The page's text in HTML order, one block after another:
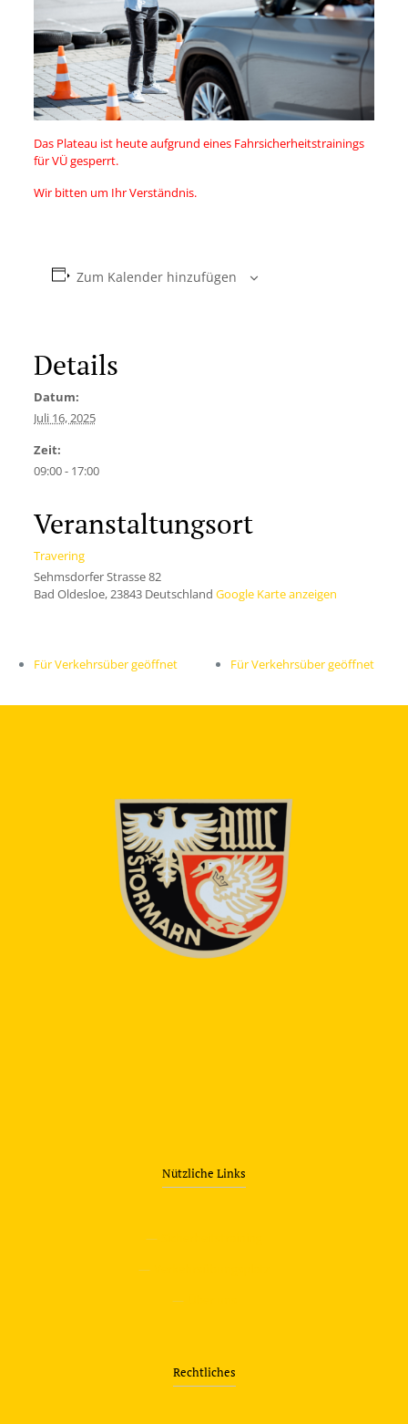
Das Plateau ist heute aufgrund eines Fahrsicherheitstrainings
für VÜ gesperrt.
Wir bitten um Ihr Verständnis.
Zum Kalender hinzufügen
Details
Datum:
Juli 16, 2025
Zeit:
09:00 - 17:00
Veranstaltungsort
Travering
Sehmsdorfer Strasse 82
Bad Oldesloe, 23843 Deutschland Google Karte anzeigen
Für Verkehrsüber geöffnet Für Verkehrsüber geöffnet
Nützliche Links
—
—
—
Rechtliches